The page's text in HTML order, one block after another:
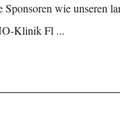
wie unseren
Klinik Fl ...